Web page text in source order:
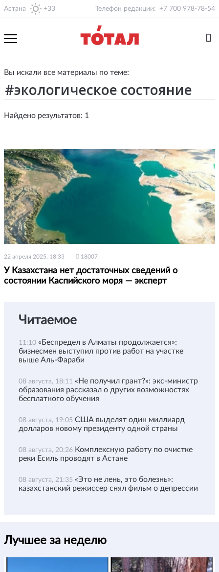
Астана +33 Телефон редакции: +7 700 978-78-54
Вы искали все материалы по теме:
Найдено результатов: 1
22 апреля 2025, 18:33 18007
У Казахстана нет достаточных сведений о
состоянии Каспийского моря — эксперт
Читаемое
11:10 «Беспредел в Алматы продолжается»:
бизнесмен выступил против работ на участке
выше Аль-Фараби
08 августа, 18:11 «Не получил грант?»: экс-министр
образования рассказал о других возможностях
бесплатного обучения
08 августа, 19:05 США выделят один миллиард
долларов новому президенту одной страны
08 августа, 20:26 Комплексную работу по очистке
реки Есиль проводят в Астане
08 августа, 21:35 «Это не лень, это болезнь»:
казахстанский режиссер снял фильм о депрессии
Лучшее за неделю